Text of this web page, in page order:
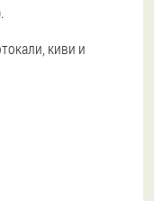
киви и